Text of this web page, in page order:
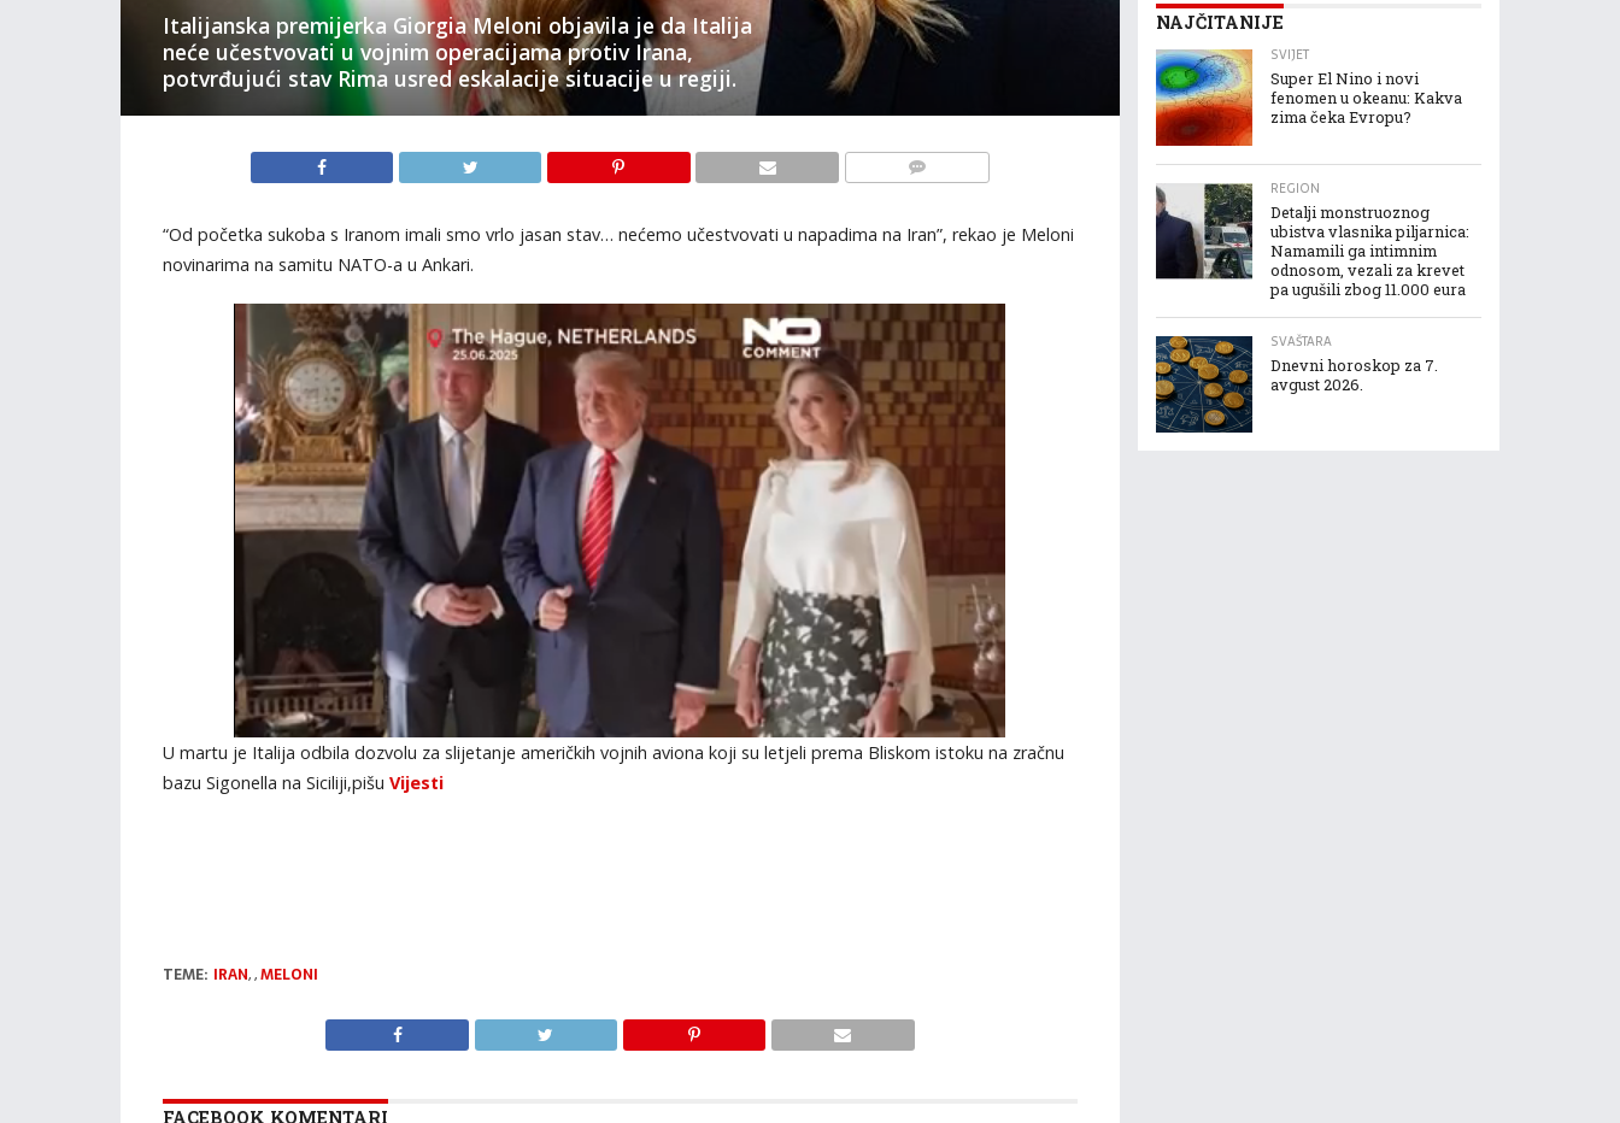
Italijanska premijerka Giorgia Meloni objavila je da Italija
neće učestvovati u vojnim operacijama protiv Irana,
potvrđujući stav Rima usred eskalacije situacije u regiji.
“Od početka sukoba s Iranom imali smo vrlo jasan stav… nećemo učestvovati u napadima na Iran”, rekao je Meloni
novinarima na samitu NATO-a u Ankari.
U martu je Italija odbila dozvolu za slijetanje američkih vojnih aviona koji su letjeli prema Bliskom istoku na zračnu
bazu Sigonella na Siciliji,pišu Vijesti
TEME: IRAN,,MELONI
FACEBOOK KOMENTARI
NAJČITANIJE
SVIJET
Super El Nino i novi
fenomen u okeanu: Kakva
zima čeka Evropu?
REGION
Detalji monstruoznog
ubistva vlasnika piljarnica:
Namamili ga intimnim
odnosom, vezali za krevet
pa ugušili zbog 11.000 eura
SVAŠTARA
Dnevni horoskop za 7.
avgust 2026.